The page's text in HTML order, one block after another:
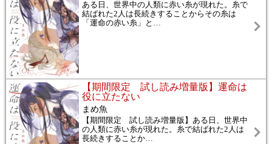
ある日、世界中の人類に赤い糸が現れた。糸で
結ばれた2人は長続きすることからその糸は
「運命の赤い糸」と …
【期間限定 試し読み増量版】運命は
役に立たない
まめ魚
【期間限定 試し読み増量版】ある日、世界中
の人類に赤い糸が現れた。糸で結ばれた2人は
長続きすることか…